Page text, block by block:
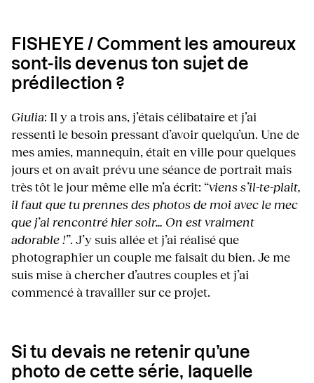
FISHEYE / Comment les amoureux
sont-ils devenus ton sujet de
prédilection ?
Giulia: Il y a trois ans, j’étais célibataire et j’ai
ressenti le besoin pressant d’avoir quelqu’un. Une de
mes amies, mannequin, était en ville pour quelques
jours et on avait prévu une séance de portrait mais
très tôt le jour même elle m’a écrit: “viens s’il-te-plait,
il faut que tu prennes des photos de moi avec le mec
que j’ai rencontré hier soir… On est vraiment
adorable !”. J’y suis allée et j’ai réalisé que
photographier un couple me faisait du bien. Je me
suis mise à chercher d’autres couples et j’ai
commencé à travailler sur ce projet.
Si tu devais ne retenir qu’une
photo de cette série, laquelle